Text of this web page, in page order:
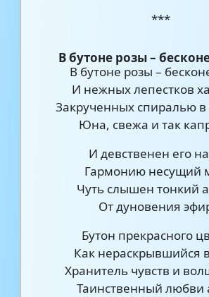
***
В бутоне розы –
В бутоне розы –
И нежных лепестков
Закрученных спиралью в
Юна, свежа и так
И девственен его
Гармонию несущий
Чуть слышен тонкий
От дуновения
Бутон прекрасного
Как нераскрывшийся
Хранитель чувств и
Таинственный любви